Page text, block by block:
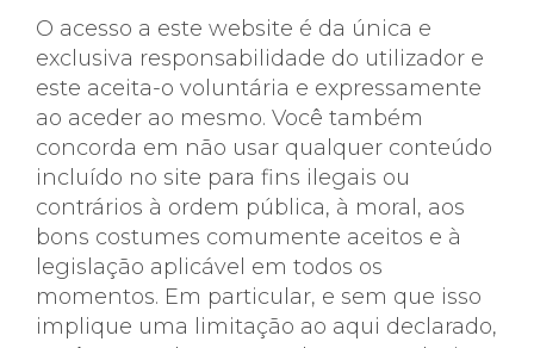
O acesso a este website é da única e
exclusiva responsabilidade do utilizador e
este aceita-o voluntária e expressamente
ao aceder ao mesmo. Você também
concorda em não usar qualquer conteúdo
incluído no site para fins ilegais ou
contrários à ordem pública, à moral, aos
bons costumes comumente aceitos e à
legislação aplicável em todos os
momentos. Em particular, e sem que isso
implique uma limitação ao aqui declarado,